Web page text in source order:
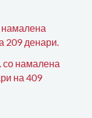
намалена
209 денари.
со намалена
на 409